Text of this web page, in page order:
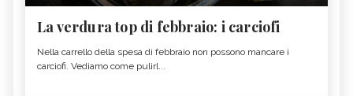
La verdura top di febbraio: i carciofi
Nella carrello della spesa di febbraio non possono mancare i
carciofi. Vediamo come pulirl...